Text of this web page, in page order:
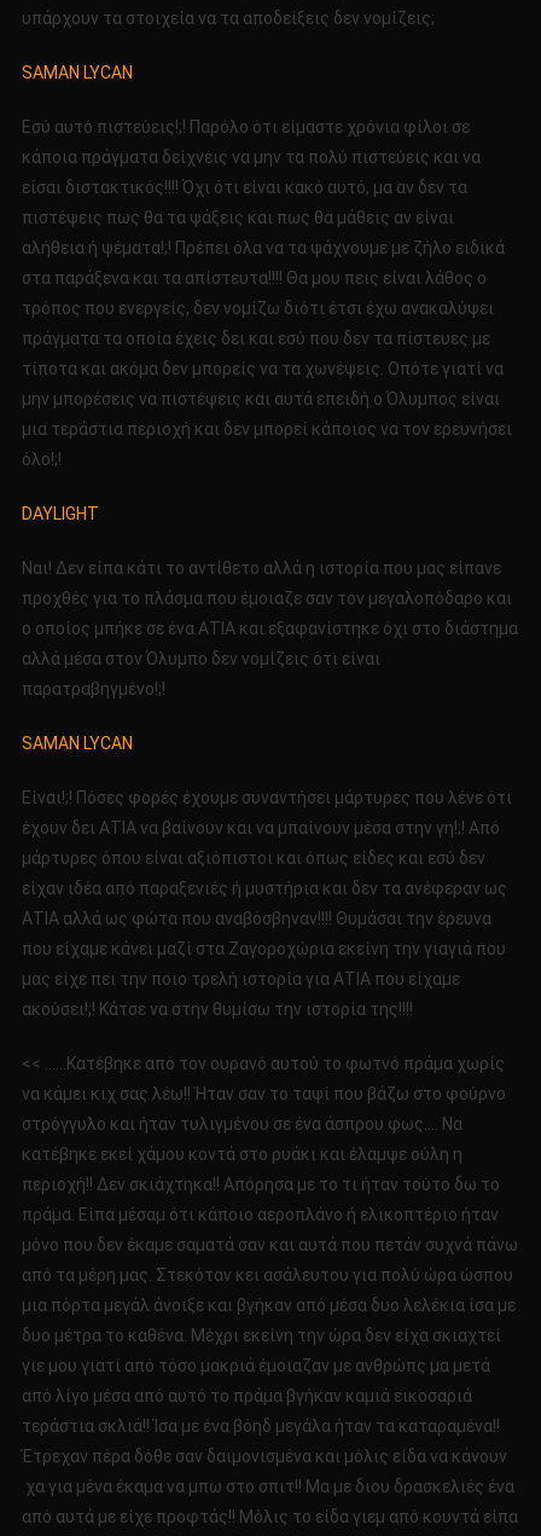
υπάρχουν τα στοιχεία να τα αποδείξεις δεν νομίζεις;
SAMAN LYCAN
Εσύ αυτό πιστεύεις!;! Παρόλο ότι είμαστε χρόνια φίλοι σε
κάποια πράγματα δείχνεις να μην τα πολύ πιστεύεις και να
είσαι διστακτικός!!!! Όχι ότι είναι κακό αυτό, μα αν δεν τα
πιστέψεις πως θα τα ψάξεις και πως θα μάθεις αν είναι
αλήθεια ή ψέματα!;! Πρέπει όλα να τα ψάχνουμε με ζήλο ειδικά
στα παράξενα και τα απίστευτα!!!! Θα μου πεις είναι λάθος ο
τρόπος που ενεργείς, δεν νομίζω διότι έτσι έχω ανακαλύψει
πράγματα τα οποία έχεις δει και εσύ που δεν τα πίστευες με
τίποτα και ακόμα δεν μπορείς να τα χωνέψεις. Οπότε γιατί να
μην μπορέσεις να πιστέψεις και αυτά επειδή ο Όλυμπος είναι
μια τεράστια περιοχή και δεν μπορεί κάποιος να τον ερευνήσει
όλο!;!
DAYLIGHT
Ναι! Δεν είπα κάτι το αντίθετο αλλά η ιστορία που μας είπανε
προχθές για το πλάσμα που έμοιαζε σαν τον μεγαλοπόδαρο και
ο οποίος μπήκε σε ένα ΑΤΙΑ και εξαφανίστηκε όχι στο διάστημα
αλλά μέσα στον Όλυμπο δεν νομίζεις ότι είναι
παρατραβηγμένο!;!
SAMAN LYCAN
Είναι!;! Πόσες φορές έχουμε συναντήσει μάρτυρες που λένε ότι
έχουν δει ΑΤΙΑ να βαίνουν και να μπαίνουν μέσα στην γη!;! Από
μάρτυρες όπου είναι αξιόπιστοι και όπως είδες και εσύ δεν
είχαν ιδέα από παραξενιές ή μυστήρια και δεν τα ανέφεραν ως
ΑΤΙΑ αλλά ως φώτα που αναβόσβηναν!!!! Θυμάσαι την έρευνα
που είχαμε κάνει μαζί στα Ζαγοροχώρια εκείνη την γιαγιά που
μας είχε πει την ποιο τρελή ιστορία για ΑΤΙΑ που είχαμε
ακούσει!;! Κάτσε να στην θυμίσω την ιστορία της!!!!
<< ……Κατέβηκε από τον ουρανό αυτού το φωτνό πράμα χωρίς
να κάμει κιχ σας λέω!! Ήταν σαν το ταψί που βάζω στο φούρνο
στρόγγυλο και ήταν τυλιγμένου σε ένα άσπρου φως…. Να
κατέβηκε εκεί χάμου κοντά στο ρυάκι και έλαμψε ούλη η
περιοχή!! Δεν σκιάχτηκα!! Απόρησα με το τι ήταν τούτο δω το
πράμα. Είπα μέσαμ ότι κάποιο αεροπλάνο ή ελικοπτέριο ήταν
μόνο που δεν έκαμε σαματά σαν και αυτά που πετάν συχνά πάνω
από τα μέρη μας. Στεκόταν κει ασάλευτου για πολύ ώρα ώσπου
μια πόρτα μεγάλ άνοιξε και βγήκαν από μέσα δυο λελέκια ίσα με
δυο μέτρα το καθένα. Μέχρι εκείνη την ώρα δεν είχα σκιαχτεί
γιε μου γιατί από τόσο μακριά έμοιαζαν με ανθρώπς μα μετά
από λίγο μέσα από αυτό το πράμα βγήκαν καμιά εικοσαριά
τεράστια σκλιά!! Ίσα με ένα βόηδ μεγάλα ήταν τα καταραμένα!!
Έτρεχαν πέρα δόθε σαν δαιμονισμένα και μόλις είδα να κάνουν
χα για μένα έκαμα να μπω στο σπιτ!! Μα με διου δρασκελιές ένα
από αυτά με είχε προφτάς!! Μόλις το είδα γιεμ από κουντά είπα